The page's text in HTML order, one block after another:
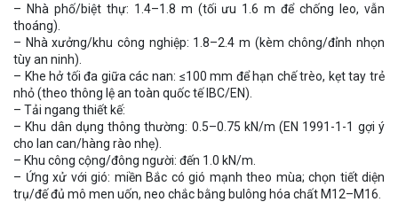
– Nhà phố/biệt thự: 1.4–1.8 m (tối ưu 1.6 m để chống leo, vẫn
thoáng).
– Nhà xưởng/khu công nghiệp: 1.8–2.4 m (kèm chông/đỉnh nhọn
tùy an ninh).
– Khe hở tối đa giữa các nan: ≤100 mm để hạn chế trèo, kẹt tay trẻ
nhỏ (theo thông lệ an toàn quốc tế IBC/EN).
– Tải ngang thiết kế:
– Khu dân dụng thông thường: 0.5–0.75 kN/m (EN 1991-1-1 gợi ý
cho lan can/hàng rào nhẹ).
– Khu công cộng/đông người: đến 1.0 kN/m.
– Ứng xử với gió: miền Bắc có gió mạnh theo mùa; chọn tiết diện
trụ/đế đủ mô men uốn, neo chắc bằng bulông hóa chất M12–M16.